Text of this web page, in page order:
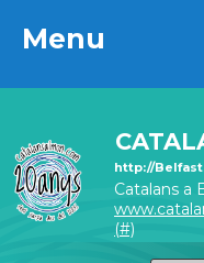
Menu
http://
Catalans a
(#)
Menu